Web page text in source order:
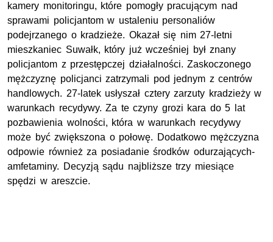
kamery monitoringu, które pomogły pracującym nad
sprawami policjantom w ustaleniu personaliów
podejrzanego o kradzieże. Okazał się nim 27-letni
mieszkaniec Suwałk, który już wcześniej był znany
policjantom z przestępczej działalności. Zaskoczonego
mężczyznę policjanci zatrzymali pod jednym z centrów
handlowych. 27-latek usłyszał cztery zarzuty kradzieży w
warunkach recydywy. Za te czyny grozi kara do 5 lat
pozbawienia wolności, która w warunkach recydywy
może być zwiększona o połowę. Dodatkowo mężczyzna
odpowie również za posiadanie środków odurzających-
amfetaminy. Decyzją sądu najbliższe trzy miesiące
spędzi w areszcie.